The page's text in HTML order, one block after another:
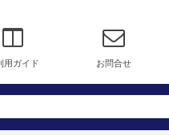
用ガイド お問合せ